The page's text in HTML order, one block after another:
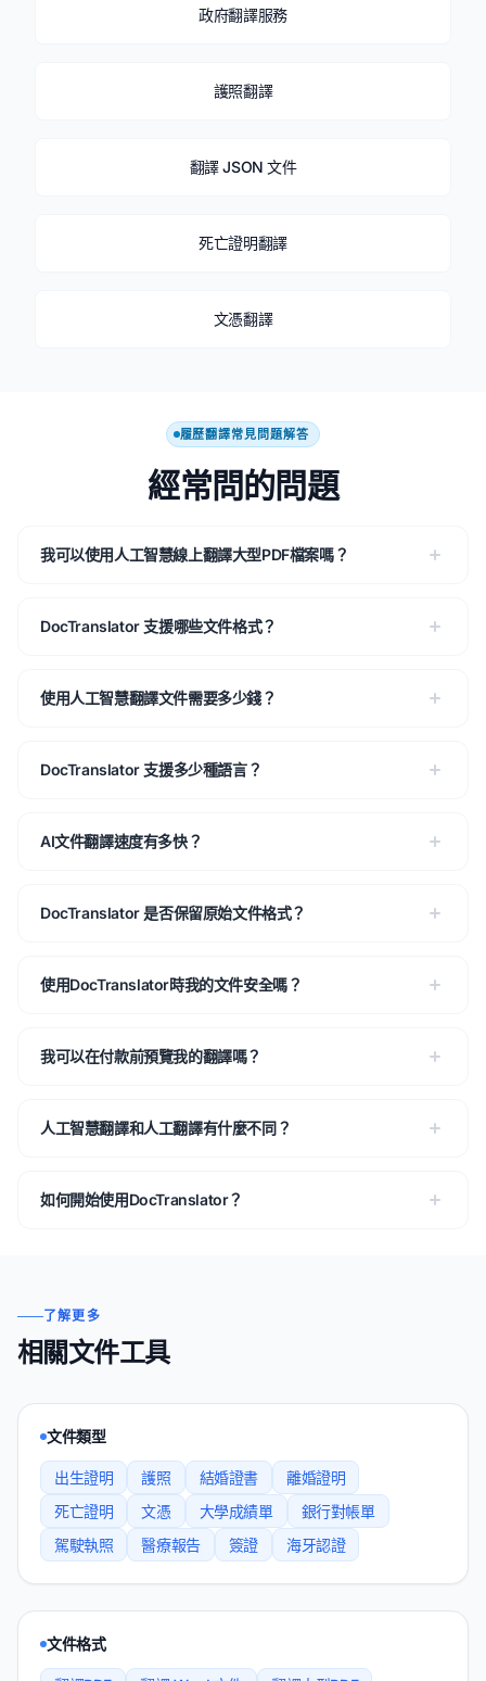
政府翻譯服務
護照翻譯
翻譯 JSON 文件
死亡證明翻譯
文憑翻譯
履歷翻譯常見問題解答
經常問的問題
我可以使用人工智慧線上翻譯大型PDF檔案嗎？
DocTranslator 支援哪些文件格式？
使用人工智慧翻譯文件需要多少錢？
DocTranslator 支援多少種語言？
AI文件翻譯速度有多快？
DocTranslator 是否保留原始文件格式？
使用DocTranslator時我的文件安全嗎？
我可以在付款前預覽我的翻譯嗎？
人工智慧翻譯和人工翻譯有什麼不同？
如何開始使用DocTranslator？
了解更多
相關文件工具
文件類型
出生證明 護照 結婚證書
離婚證明
死亡證明
文憑 大學成績單
銀行對帳單
駕駛執照
醫療報告 簽證 海牙認證
文件格式